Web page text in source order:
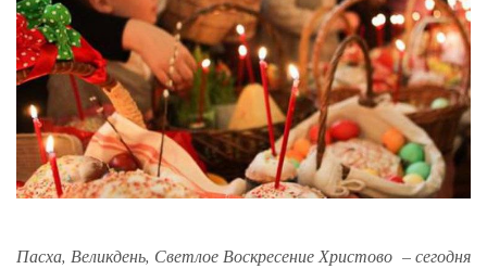
Пасха, Великдень, Светлое Воскресение Христово – сегодня